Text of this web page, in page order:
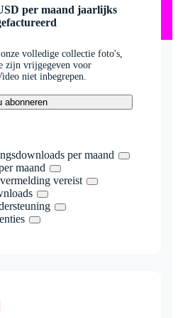
per maand jaarlijks
volledige collectie foto's,
zijn vrijgegeven voor
niet inbegrepen.
abonneren
per maand
maand
vereist